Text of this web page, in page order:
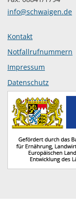
info@schwaigen.de
Kontakt
Notfallrufnummern
Impressum
Datenschutz